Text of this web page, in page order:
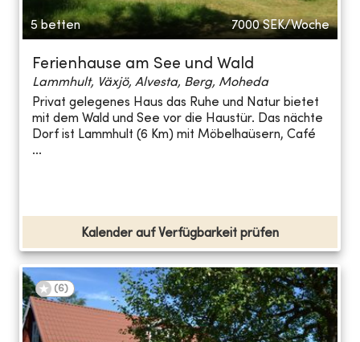
5 betten 7000 SEK/Woche
Ferienhause am See und Wald
Lammhult, Växjö, Alvesta, Berg, Moheda
Privat gelegenes Haus das Ruhe und Natur bietet
mit dem Wald und See vor die Haustür. Das nächte
Dorf ist Lammhult (6 Km) mit Möbelhaüsern, Café
...
Kalender auf Verfügbarkeit prüfen
(6)